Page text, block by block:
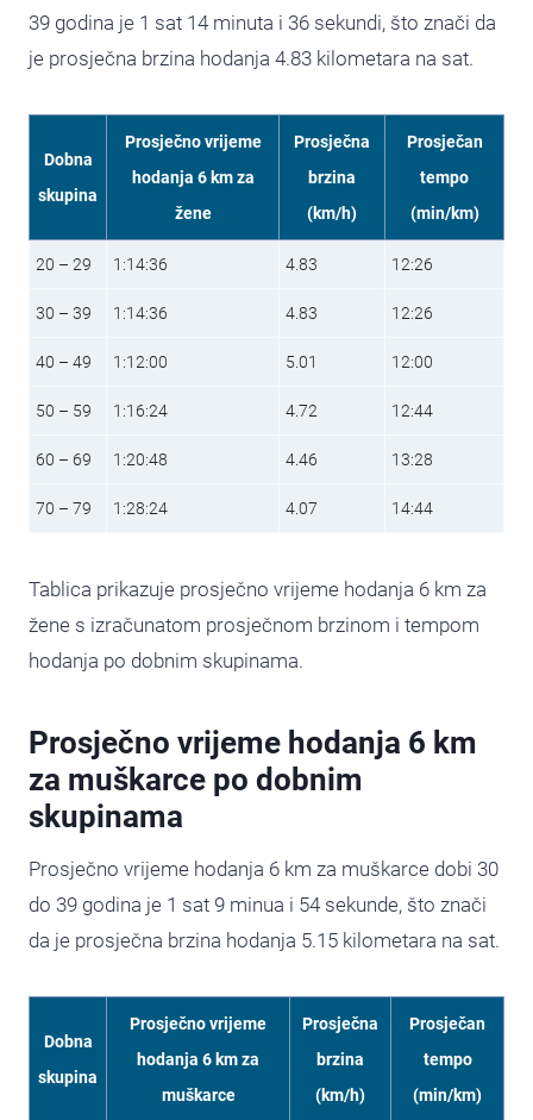
39 godina je 1 sat 14 minuta i 36 sekundi, što znači da
je prosječna brzina hodanja 4.83 kilometara na sat.
Dobna
skupina
Prosječno vrijeme
hodanja 6 km za
žene
Prosječna
brzina
(km/h)
Prosječan
tempo
(min/km)
20 – 29 1:14:36 4.83 12:26
30 – 39 1:14:36 4.83 12:26
40 – 49 1:12:00 5.01 12:00
50 – 59 1:16:24 4.72 12:44
60 – 69 1:20:48 4.46 13:28
70 – 79 1:28:24 4.07 14:44
Tablica prikazuje prosječno vrijeme hodanja 6 km za
žene s izračunatom prosječnom brzinom i tempom
hodanja po dobnim skupinama.
Prosječno vrijeme hodanja 6 km
za muškarce po dobnim
skupinama
Prosječno vrijeme hodanja 6 km za muškarce dobi 30
do 39 godina je 1 sat 9 minua i 54 sekunde, što znači
da je prosječna brzina hodanja 5.15 kilometara na sat.
Dobna
skupina
Prosječno vrijeme
hodanja 6 km za
muškarce
Prosječna
brzina
(km/h)
Prosječan
tempo
(min/km)